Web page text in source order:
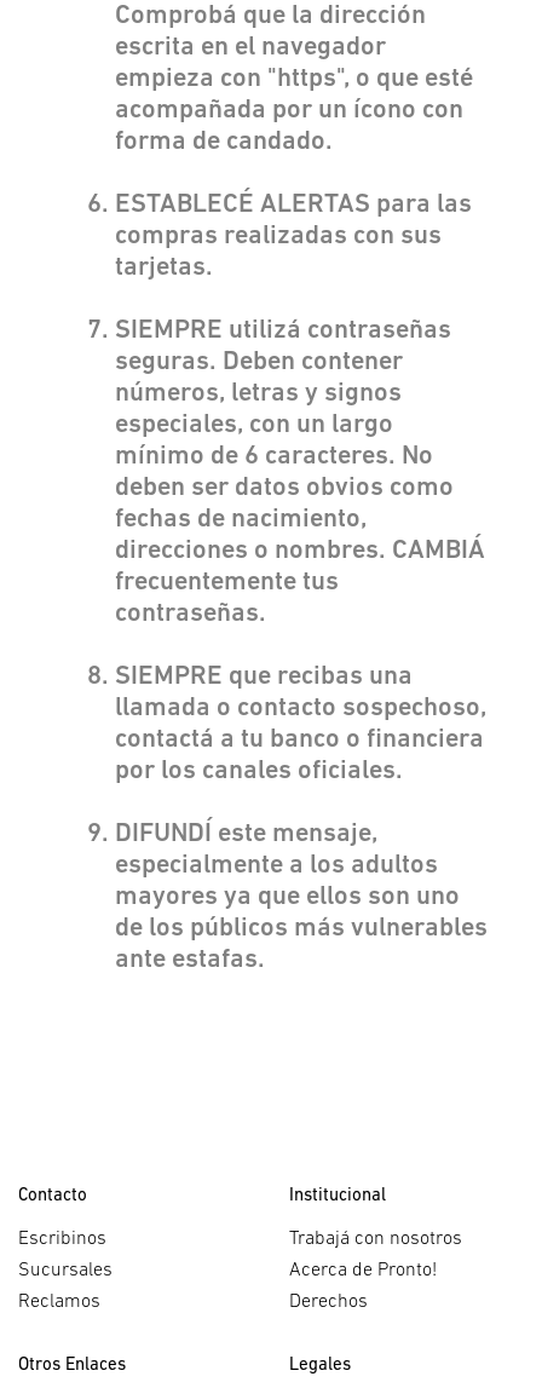
Comprobá que la dirección
escrita en el navegador
empieza con "https", o que esté
acompañada por un ícono con
forma de candado.
ESTABLECÉ ALERTAS para las
compras realizadas con sus
tarjetas.
SIEMPRE utilizá contraseñas
seguras. Deben contener
números, letras y signos
especiales, con un largo
mínimo de 6 caracteres. No
deben ser datos obvios como
fechas de nacimiento,
direcciones o nombres. CAMBIÁ
frecuentemente tus
contraseñas.
SIEMPRE que recibas una
llamada o contacto sospechoso,
contactá a tu banco o financiera
por los canales oficiales.
DIFUNDÍ este mensaje,
especialmente a los adultos
mayores ya que ellos son uno
de los públicos más vulnerables
ante estafas.
Contacto
Escribinos
Sucursales
Reclamos
Institucional
Trabajá con nosotros
Acerca de Pronto!
Derechos
Otros Enlaces Legales